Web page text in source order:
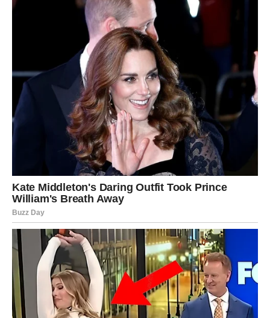
Jedna osoba mogla bi vas potpuno osvojiti harizmom,
pažnjom i načinom na koji vas posmatra.
Ono što će vas posebno iznenaditi jeste činjenica da ćete
pored te osobe osjećati i uzbuđenje i sigurnost u isto
vrijeme.
Mnogi Lavovi će tokom ove sedmice shvatiti da prava
ljubav dolazi onda kada prestanete glumiti snagu i
dozvolite sebi da budete iskreni.
Lavovi koji su zauzeti konačno će uspjeti riješiti
nesporazume koji ih dugo opterećuju.
Pred vama su iskreni razgovori, mnogo više pažnje i
osjećaj da partner konačno razumije koliko ste se trudili
oko odnosa.
Jedna osoba iz prošlosti mogla bi